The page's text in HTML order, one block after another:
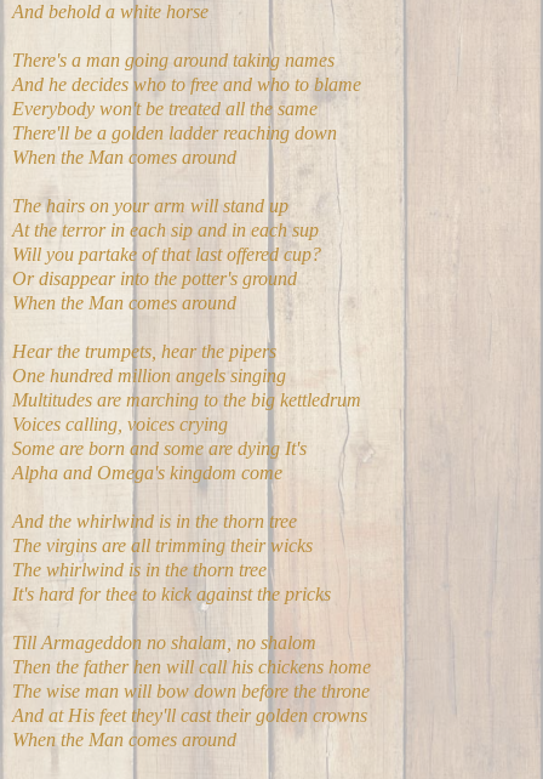
And behold a white horse
There's a man going around taking names
And he decides who to free and who to blame
Everybody won't be treated all the same
There'll be a golden ladder reaching down
When the Man comes around
The hairs on your arm will stand up
At the terror in each sip and in each sup
Will you partake of that last offered cup?
Or disappear into the potter's ground
When the Man comes around
Hear the trumpets, hear the pipers
One hundred million angels singing
Multitudes are marching to the big kettledrum
Voices calling, voices crying
Some are born and some are dying It's
Alpha and Omega's kingdom come
And the whirlwind is in the thorn tree
The virgins are all trimming their wicks
The whirlwind is in the thorn tree
It's hard for thee to kick against the pricks
Till Armageddon no shalam, no shalom
Then the father hen will call his chickens home
The wise man will bow down before the throne
And at His feet they'll cast their golden crowns
When the Man comes around